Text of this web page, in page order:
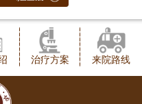
治疗方案 来院路线